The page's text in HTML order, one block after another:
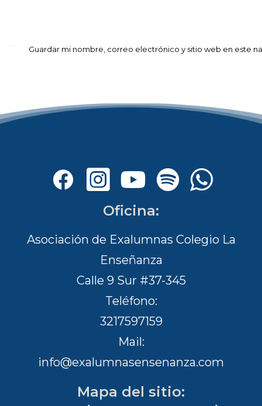
Guardar mi nombre, correo electrónico y sitio web en este
Oficina:
Asociación de Exalumnas Colegio La
Enseñanza
Calle 9 Sur #37-345
Teléfono:
3217597159
Mail:
info@exalumnasensenanza.com
Mapa del sitio: